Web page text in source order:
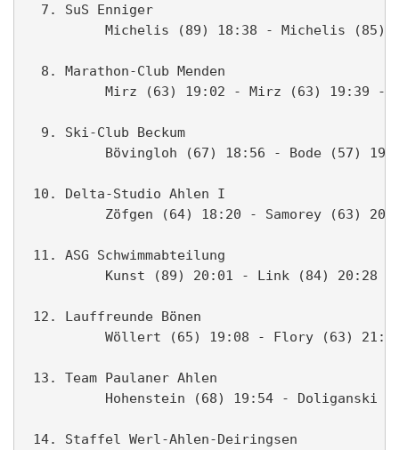
7. SuS Enniger
Michelis (89) 18:38 - Michelis (85)
8. Marathon-Club Menden
Mirz (63) 19:02 - Mirz (63) 19:39 -
9. Ski-Club Beckum
Bövingloh (67) 18:56 - Bode (57)
10. Delta-Studio Ahlen I
Zöfgen (64) 18:20 - Samorey (63)
11. ASG Schwimmabteilung
Kunst (89) 20:01 - Link (84) 20:28 -
12. Lauffreunde Bönen
Wöllert (65) 19:08 - Flory (63)
13. Team Paulaner Ahlen
Hohenstein (68) 19:54 - Doliganski
14. Staffel Werl-Ahlen-Deiringsen